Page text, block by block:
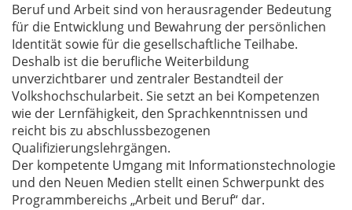
Beruf und Arbeit sind von herausragender Bedeutung
für die Entwicklung und Bewahrung der persönlichen
Identität sowie für die gesellschaftliche Teilhabe.
Deshalb ist die berufliche Weiterbildung
unverzichtbarer und zentraler Bestandteil der
Volkshochschularbeit. Sie setzt an bei Kompetenzen
wie der Lernfähigkeit, den Sprachkenntnissen und
reicht bis zu abschlussbezogenen
Qualifizierungslehrgängen.
Der kompetente Umgang mit Informationstechnologie
und den Neuen Medien stellt einen Schwerpunkt des
Programmbereichs „Arbeit und Beruf“ dar.